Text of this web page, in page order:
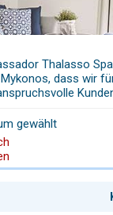
Thalasso
dass wir
Strände Mykonos.
gewählt